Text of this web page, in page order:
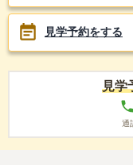
見学予約をする
見学
通